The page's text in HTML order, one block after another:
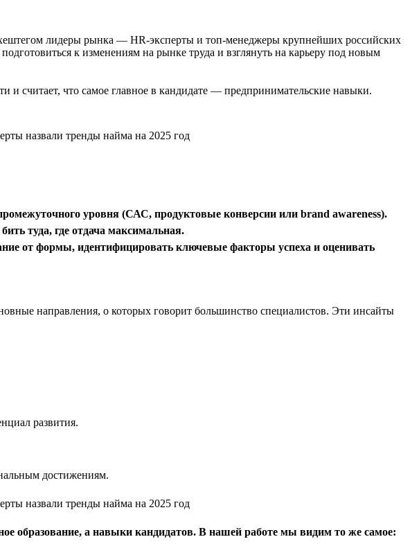
лидеры рынка — HR-эксперты и топ-менеджеры крупнейших российских
к изменениям на рынке труда и взглянуть на карьеру под новым
считает, что самое главное в кандидате — предпринимательские навыки.
уровня (САС, продуктовые конверсии или brand awareness).
туда, где отдача максимальная.
от формы, идентифицировать ключевые факторы успеха и оценивать
направления, о которых говорит большинство специалистов. Эти инсайты
развития.
достижениям.
образование, а навыки кандидатов. В нашей работе мы видим то же самое: